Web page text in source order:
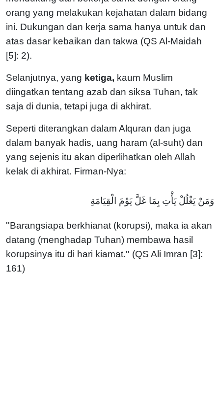
orang yang melakukan kejahatan dalam bidang
ini. Dukungan dan kerja sama hanya untuk dan
atas dasar kebaikan dan takwa (QS Al-Maidah
[5]: 2).
Selanjutnya, yang ketiga, kaum Muslim
diingatkan tentang azab dan siksa Tuhan, tak
saja di dunia, tetapi juga di akhirat.
Seperti diterangkan dalam Alquran dan juga
dalam banyak hadis, uang haram (al-suht) dan
yang sejenis itu akan diperlihatkan oleh Allah
kelak di akhirat. Firman-Nya:
وَمَنْ يَغْلُلْ يَأْتِ بِمَا غَلَّ يَوْمَ الْقِيَامَةِ
''Barangsiapa berkhianat (korupsi), maka ia akan
datang (menghadap Tuhan) membawa hasil
korupsinya itu di hari kiamat.'' (QS Ali Imran [3]:
161)